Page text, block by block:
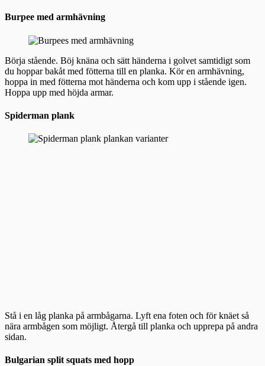
Burpee med armhävning
Börja stående. Böj knäna och sätt händerna i golvet samtidigt som
du hoppar bakåt med fötterna till en planka. Kör en armhävning,
hoppa in med fötterna mot händerna och kom upp i stående igen.
Hoppa upp med höjda armar.
Spiderman plank
Stå i en låg planka på armbågarna. Lyft ena foten och för knäet så
nära armbågen som möjligt. Återgå till planka och upprepa på andra
sidan.
Bulgarian split squats med hopp